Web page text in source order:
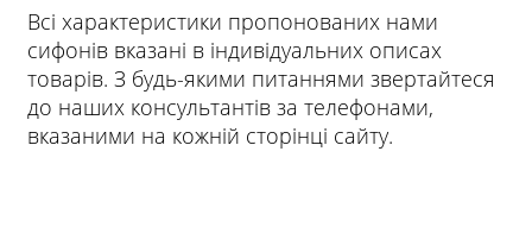
Всі характеристики пропонованих нами
сифонів вказані в індивідуальних описах
товарів. З будь-якими питаннями звертайтеся
до наших консультантів за телефонами,
вказаними на кожній сторінці сайту.